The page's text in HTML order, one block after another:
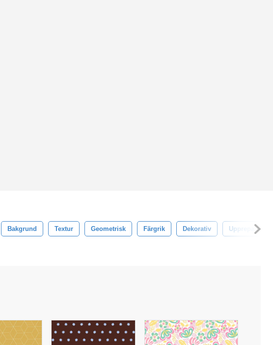
Bakgrund Textur Geometrisk Färgrik Dekorativ Upprepa